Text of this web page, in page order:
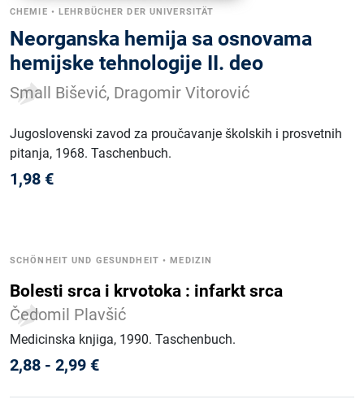
CHEMIE •LEHRBÜCHER DER UNIVERSITÄT
Neorganska hemija sa osnovama
hemijske tehnologije II. deo
Small Bišević, Dragomir Vitorović
Jugoslovenski zavod za proučavanje školskih i prosvetnih
pitanja, 1968. Taschenbuch.
1,98 €
SCHÖNHEIT UND GESUNDHEIT •MEDIZIN
Bolesti srca i krvotoka : infarkt srca
Čedomil Plavšić
Medicinska knjiga, 1990. Taschenbuch.
2,88 - 2,99 €